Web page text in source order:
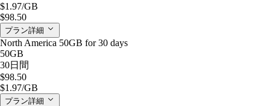
$1.97/GB
$98.50
プラン詳細
North America 50GB for 30 days
50GB
30日間
$98.50
$1.97/GB
プラン詳細